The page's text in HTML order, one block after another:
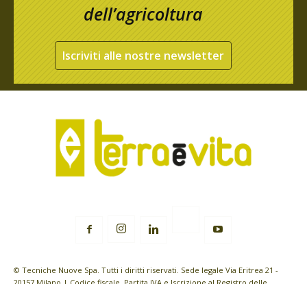
dell’agricoltura
Iscriviti alle nostre newsletter
© Tecniche Nuove Spa. Tutti i diritti riservati. Sede legale Via Eritrea 21 -